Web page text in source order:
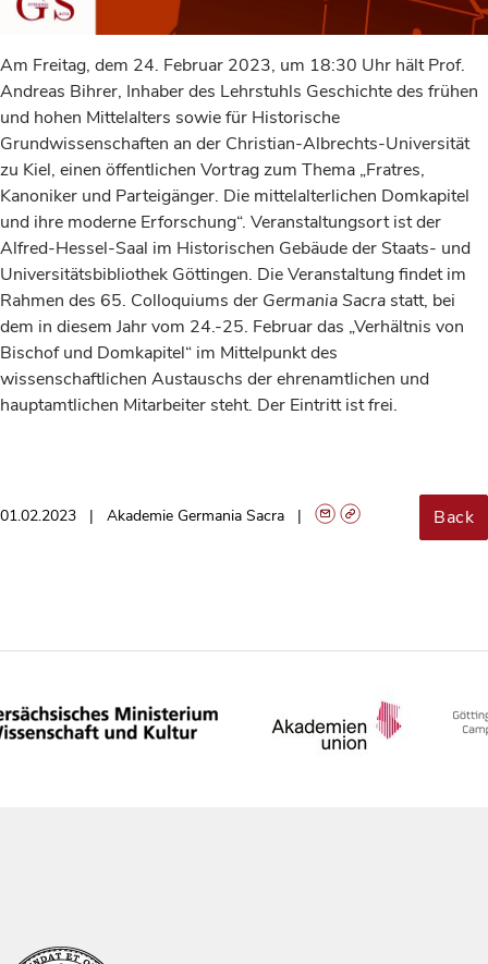
Am Freitag, dem 24. Februar 2023, um 18:30 Uhr hält Prof.
Andreas Bihrer, Inhaber des Lehrstuhls Geschichte des frühen
und hohen Mittelalters sowie für Historische
Grundwissenschaften an der Christian-Albrechts-Universität
zu Kiel, einen öffentlichen Vortrag zum Thema „Fratres,
Kanoniker und Parteigänger. Die mittelalterlichen Domkapitel
und ihre moderne Erforschung“. Veranstaltungsort ist der
Alfred-Hessel-Saal im Historischen Gebäude der Staats- und
Universitätsbibliothek Göttingen. Die Veranstaltung findet im
Rahmen des 65. Colloquiums der Germania Sacra statt, bei
dem in diesem Jahr vom 24.-25. Februar das „Verhältnis von
Bischof und Domkapitel“ im Mittelpunkt des
wissenschaftlichen Austauschs der ehrenamtlichen und
hauptamtlichen Mitarbeiter steht. Der Eintritt ist frei.
01.02.2023 Akademie Germania Sacra Back